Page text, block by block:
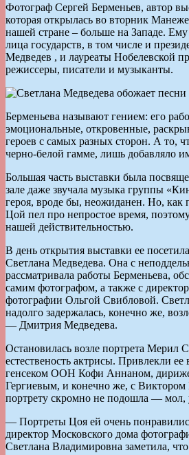
Фотограф Сергей Берменьев, автор
которая открылась во вторник
нашей стране – больше на Западе.
лица государств, в том числе и
Медведев , и лауреаты Нобелевской
режиссеры, писатели и музыканты.
Берменьева называют гением: его
эмоциональные, откровенные,
героев с самых разных сторон. А то,
черно-белой гамме, лишь добавляло
Большая часть выставки была
зале даже звучала музыка группы
героя, вроде бы, неожиданен. Но, как
Цой пел про непростое время,
нашей действительностью.
В день открытия выставки ее
Светлана Медведева. Она с
рассматривала работы Берменьева,
самим фотографом, а также с
фотографии Ольгой Свибловой.
надолго задержалась, конечно же,
— Дмитрия Медведева.
Остановилась возле портрета Мерил
естественость актрисы. Привлекли
генсеком ООН Кофи Аннаном,
Гергиевым, и конечно же, с
портрету скромно не подошла — мол,
— Портреты Цоя ей очень
директор Московского дома
Светлана Владимировна заметила,